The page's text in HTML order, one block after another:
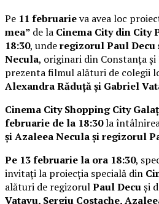
Pe 11 februarieva avea loc
mea” de la Cinema City din City
18:30, underegizorul Paul Decu
Necula, originari din Constanța
prezenta filmul alături de colegii
Alexandra Răduță și Gabriel
Cinema City Shopping City
februarie de la 18:30la
și Azaleea Necula și regizorul
Pe 13 februarie la ora 18:30,
invitați la proiecția specială din
alături de regizorulPaul Decuși
Vatavu, Sergiu Costache,